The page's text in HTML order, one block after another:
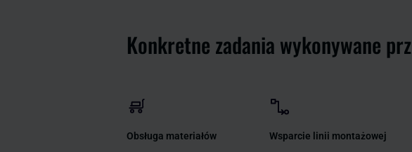
Konkretne zadania wykonywane
Obsługa materiałów Wsparcie linii montażowej